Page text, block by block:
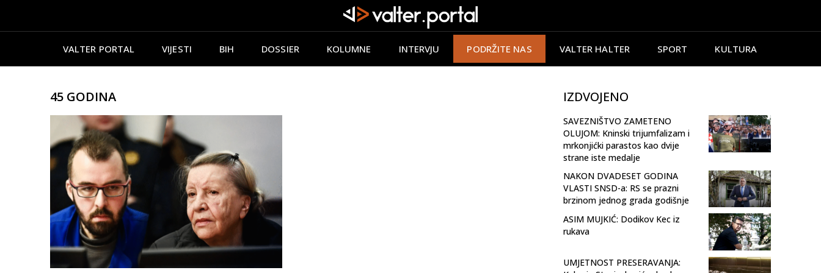
VALTER PORTAL VIJESTI BIH DOSSIER KOLUMNE INTERVJU PODRŽITE NAS VALTER HALTER SPORT KULTURA
45 GODINA IZDVOJENO
SAVEZNIŠTVO ZAMETENO
OLUJOM: Kninski trijumfalizam i
mrkonjićki parastos kao dvije
strane iste medalje
NAKON DVADESET GODINA
VLASTI SNSD-a: RS se prazni
brzinom jednog grada godišnje
ASIM MUJKIĆ: Dodikov Kec iz
rukava
UMJETNOST PRESERAVANJA: